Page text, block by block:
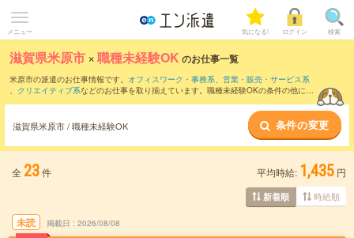
メニュー 気になる! ログイン 検索
滋賀県米原市 ×職種未経験OK のお仕事一覧
米原市の派遣のお仕事情報です。 オフィスワーク・事務系、 営業・販売・サービス系
、 クリエイティブ系などのお仕事を取り揃えています。職種未経験OKの条件の他に、
滋賀県米原市 / 職種未経験OK 条件の変更
全 23件 平均時給: 1,435 円
新着順 時給順
未読 掲載日 2026/08/08